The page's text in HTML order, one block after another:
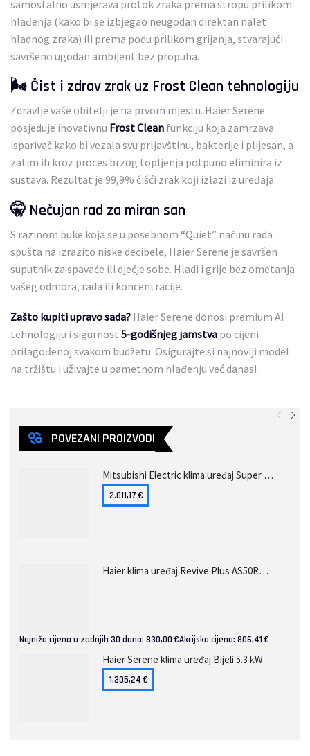
samostalno usmjerava protok zraka prema stropu prilikom
hlađenja (kako bi se izbjegao neugodan direktan nalet
hladnog zraka) ili prema podu prilikom grijanja, stvarajući
savršeno ugodan ambijent bez propuha.
🌬️ Čist i zdrav zrak uz Frost Clean tehnologiju
Zdravlje vaše obitelji je na prvom mjestu. Haier Serene
posjeduje inovativnu Frost Clean funkciju koja zamrzava
isparivač kako bi vezala svu prljavštinu, bakterije i plijesan, a
zatim ih kroz proces brzog topljenja potpuno eliminira iz
sustava. Rezultat je 99,9% čišći zrak koji izlazi iz uređaja.
🤫 Nečujan rad za miran san
S razinom buke koja se u posebnom “Quiet” načinu rada
spušta na izrazito niske decibele, Haier Serene je savršen
suputnik za spavaće ili dječje sobe. Hladi i grije bez ometanja
vašeg odmora, rada ili koncentracije.
Zašto kupiti upravo sada? Haier Serene donosi premium AI
tehnologiju i sigurnost 5-godišnjeg jamstva po cijeni
prilagođenoj svakom budžetu. Osigurajte si najnoviji model
na tržištu i uživajte u pametnom hlađenju već danas!
POVEZANI PROIZVODI
Mitsubishi Electric klima uređaj Super Inverter+ MSZ-AY42VGKP/MUZ-AY42VG
2.011,17€
Haier klima uređaj Revive Plus AS50RCBHRA-PL/1U50MERFRA-4
Najniža cijena u zadnjih 30 dana: 830,00€Akcijska cijena: 806,41€
Haier Serene klima uređaj Bijeli 5.3 kW
1.305,24€